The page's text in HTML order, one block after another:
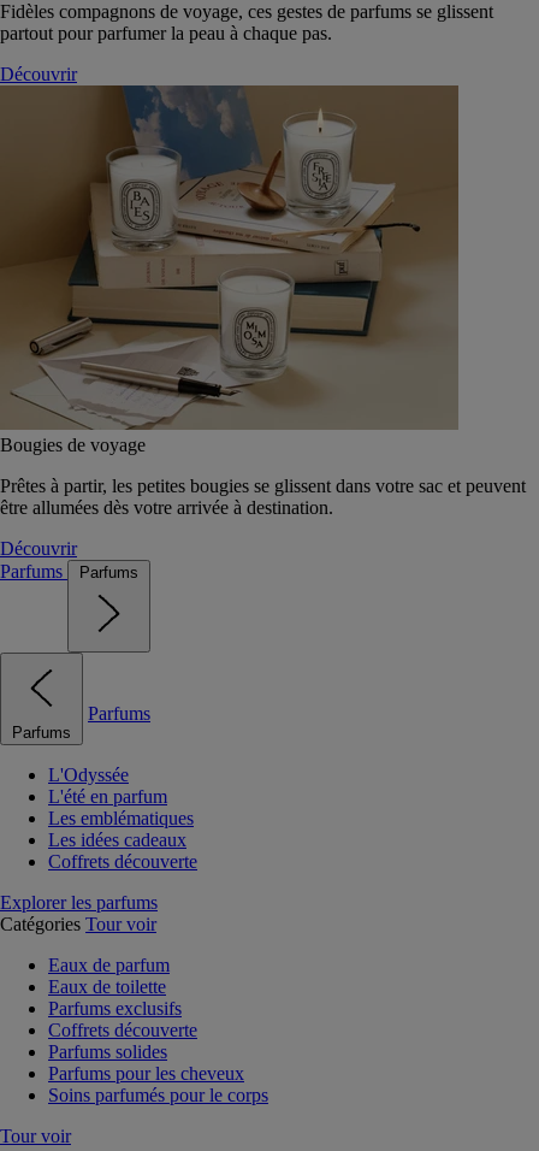
Fidèles compagnons de voyage, ces gestes de parfums se glissent
partout pour parfumer la peau à chaque pas.
Découvrir
Bougies de voyage
Prêtes à partir, les petites bougies se glissent dans votre sac et peuvent
être allumées dès votre arrivée à destination.
Découvrir
Parfums
Parfums
Parfums
Parfums
L'Odyssée
L'été en parfum
Les emblématiques
Les idées cadeaux
Coffrets découverte
Explorer les parfums
Catégories Tour voir
Eaux de parfum
Eaux de toilette
Parfums exclusifs
Coffrets découverte
Parfums solides
Parfums pour les cheveux
Soins parfumés pour le corps
Tour voir